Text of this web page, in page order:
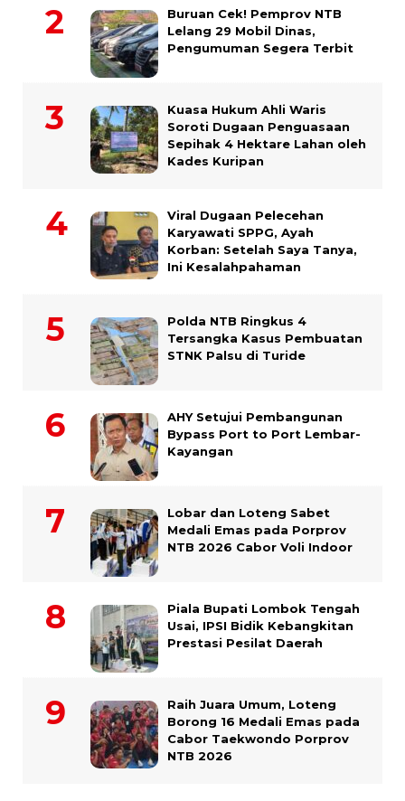
Buruan Cek! Pemprov NTB
Lelang 29 Mobil Dinas,
Pengumuman Segera Terbit
Kuasa Hukum Ahli Waris
Soroti Dugaan Penguasaan
Sepihak 4 Hektare Lahan oleh
Kades Kuripan
Viral Dugaan Pelecehan
Karyawati SPPG, Ayah
Korban: Setelah Saya Tanya,
Ini Kesalahpahaman
Polda NTB Ringkus 4
Tersangka Kasus Pembuatan
STNK Palsu di Turide
AHY Setujui Pembangunan
Bypass Port to Port Lembar-
Kayangan
Lobar dan Loteng Sabet
Medali Emas pada Porprov
NTB 2026 Cabor Voli Indoor
Piala Bupati Lombok Tengah
Usai, IPSI Bidik Kebangkitan
Prestasi Pesilat Daerah
Raih Juara Umum, Loteng
Borong 16 Medali Emas pada
Cabor Taekwondo Porprov
NTB 2026